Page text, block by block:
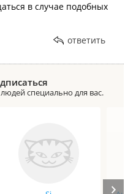
в случае подобных
ответить
специально для вас.